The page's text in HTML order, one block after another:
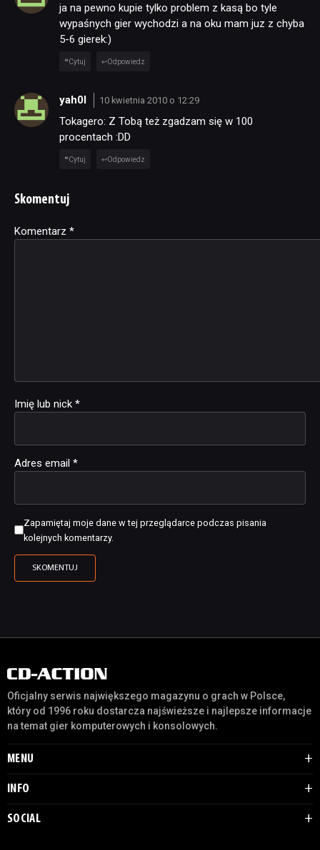
ja na pewno kupie tylko problem z kasą bo tyle
wypaśnych gier wychodzi a na oku mam juz z chyba
5-6 gierek:)
Cytuj Odpowiedz
yah0l 10 kwietnia 2010 o 12:29
Tokagero: Z Tobą też zgadzam się w 100
procentach :DD
Cytuj Odpowiedz
Skomentuj
Komentarz *
Imię lub nick *
Adres email *
Zapamiętaj moje dane w tej przeglądarce podczas pisania
kolejnych komentarzy.
Alternative:
Oficjalny serwis największego magazynu o grach w Polsce,
który od 1996 roku dostarcza najświeższe i najlepsze informacje
na temat gier komputerowych i konsolowych.
MENU
INFO
SOCIAL